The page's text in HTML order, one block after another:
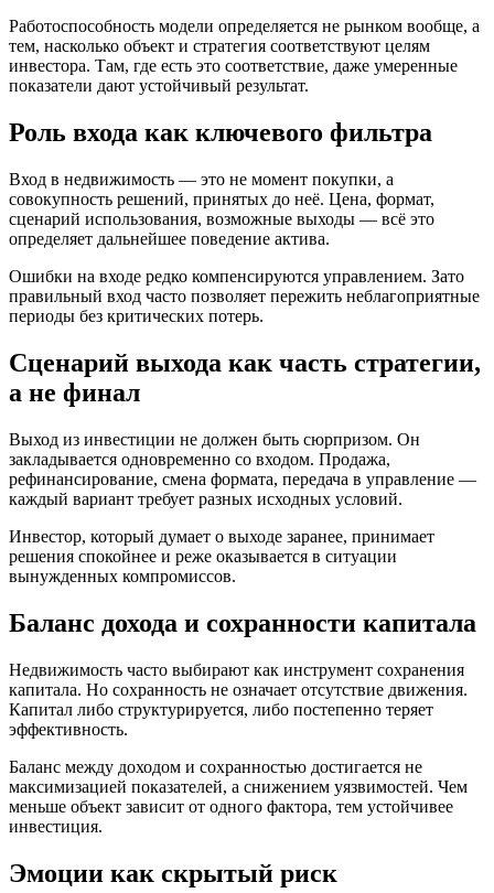
Работоспособность модели определяется не рынком вообще, а
тем, насколько объект и стратегия соответствуют целям
инвестора. Там, где есть это соответствие, даже умеренные
показатели дают устойчивый результат.
Роль входа как ключевого фильтра
Вход в недвижимость — это не момент покупки, а
совокупность решений, принятых до неё. Цена, формат,
сценарий использования, возможные выходы — всё это
определяет дальнейшее поведение актива.
Ошибки на входе редко компенсируются управлением. Зато
правильный вход часто позволяет пережить неблагоприятные
периоды без критических потерь.
Сценарий выхода как часть стратегии,
а не финал
Выход из инвестиции не должен быть сюрпризом. Он
закладывается одновременно со входом. Продажа,
рефинансирование, смена формата, передача в управление —
каждый вариант требует разных исходных условий.
Инвестор, который думает о выходе заранее, принимает
решения спокойнее и реже оказывается в ситуации
вынужденных компромиссов.
Баланс дохода и сохранности капитала
Недвижимость часто выбирают как инструмент сохранения
капитала. Но сохранность не означает отсутствие движения.
Капитал либо структурируется, либо постепенно теряет
эффективность.
Баланс между доходом и сохранностью достигается не
максимизацией показателей, а снижением уязвимостей. Чем
меньше объект зависит от одного фактора, тем устойчивее
инвестиция.
Эмоции как скрытый риск